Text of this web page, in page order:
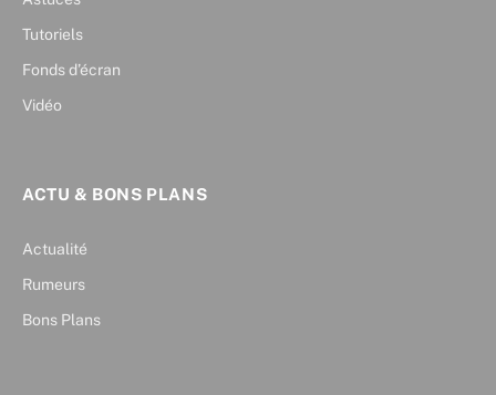
Tutoriels
Fonds d’écran
Vidéo
ACTU & BONS PLANS
Actualité
Rumeurs
Bons Plans